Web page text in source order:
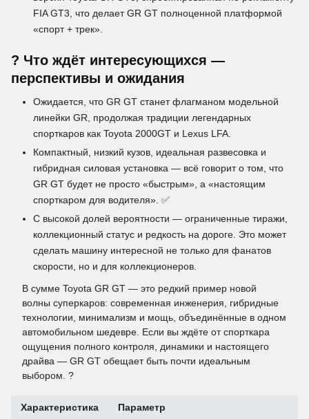
FIA GT3, что делает GR GT полноценной платформой
«спорт + трек».
? Что ждёт интересующихся —
перспективы и ожидания
Ожидается, что GR GT станет флагманом модельной
линейки GR, продолжая традиции легендарных
спорткаров как Toyota 2000GT и Lexus LFA.
Компактный, низкий кузов, идеальная развесовка и
гибридная силовая установка — всё говорит о том, что
GR GT будет не просто «быстрым», а «настоящим
спорткаром для водителя». ✅
С высокой долей вероятности — ограниченные тиражи,
коллекционный статус и редкость на дороге. Это может
сделать машину интересной не только для фанатов
скорости, но и для коллекционеров.
В сумме Toyota GR GT — это редкий пример новой
волны суперкаров: современная инженерия, гибридные
технологии, минимализм и мощь, объединённые в одном
автомобильном шедевре. Если вы ждёте от спорткара
ощущения полного контроля, динамики и настоящего
драйва — GR GT обещает быть почти идеальным
выбором. ?
Характеристика Параметр